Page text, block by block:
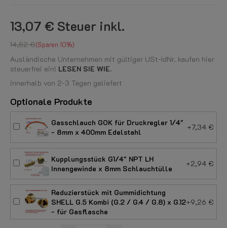
13,07 € Steuer inkl.
14,52 € Sparen 10%
Ausländische Unternehmen mit gültiger USt-IdNr. kaufen hier
steuerfrei ein! LESEN SIE WIE.
innerhalb von 2-3 Tagen geliefert
Optionale Produkte
Gasschlauch GOK für Druckregler 1/4"
- 8mm x 400mm Edelstahl
+7,34 €
Kupplungsstück G1/4" NPT LH
Innengewinde x 8mm Schlauchtülle
+2,94 €
Reduzierstück mit Gummidichtung
SHELL G.5 Kombi (G.2 / G.4 / G.8) x G.12
- für Gasflasche
+9,26 €